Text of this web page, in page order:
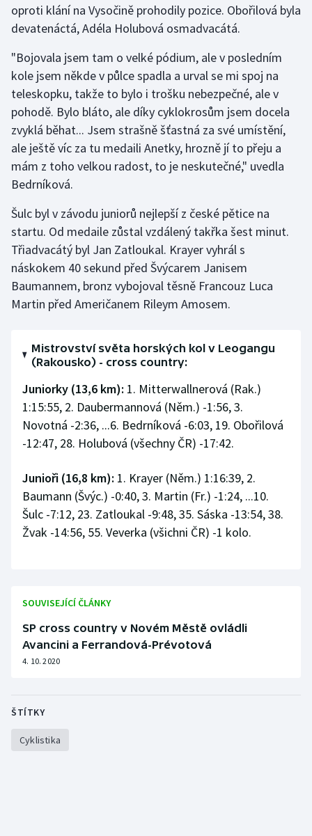
oproti klání na Vysočině prohodily pozice. Obořilová byla
devatenáctá, Adéla Holubová osmadvacátá.
"Bojovala jsem tam o velké pódium, ale v posledním
kole jsem někde v půlce spadla a urval se mi spoj na
teleskopku, takže to bylo i trošku nebezpečné, ale v
pohodě. Bylo bláto, ale díky cyklokrosům jsem docela
zvyklá běhat... Jsem strašně šťastná za své umístění,
ale ještě víc za tu medaili Anetky, hrozně jí to přeju a
mám z toho velkou radost, to je neskutečné," uvedla
Bedrníková.
Šulc byl v závodu juniorů nejlepší z české pětice na
startu. Od medaile zůstal vzdálený takřka šest minut.
Třiadvacátý byl Jan Zatloukal. Krayer vyhrál s
náskokem 40 sekund před Švýcarem Janisem
Baumannem, bronz vybojoval těsně Francouz Luca
Martin před Američanem Rileym Amosem.
Mistrovství světa horských kol v Leogangu
(Rakousko) - cross country:
Juniorky (13,6 km): 1. Mitterwallnerová (Rak.)
1:15:55, 2. Daubermannová (Něm.) -1:56, 3.
Novotná -2:36, ...6. Bedrníková -6:03, 19. Obořilová
-12:47, 28. Holubová (všechny ČR) -17:42.
Junioři (16,8 km): 1. Krayer (Něm.) 1:16:39, 2.
Baumann (Švýc.) -0:40, 3. Martin (Fr.) -1:24, ...10.
Šulc -7:12, 23. Zatloukal -9:48, 35. Sáska -13:54, 38.
Žvak -14:56, 55. Veverka (všichni ČR) -1 kolo.
SOUVISEJÍCÍ ČLÁNKY
SP cross country v Novém Městě ovládli
Avancini a Ferrandová-Prévotová
4. 10. 2020
ŠTÍTKY
Cyklistika